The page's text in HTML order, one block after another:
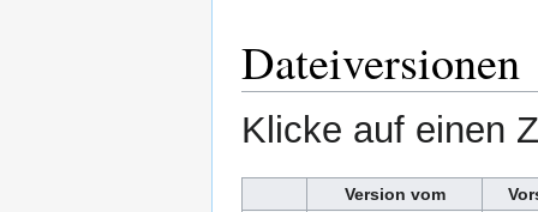
Dateiversionen
Klicke auf einen
Version vom